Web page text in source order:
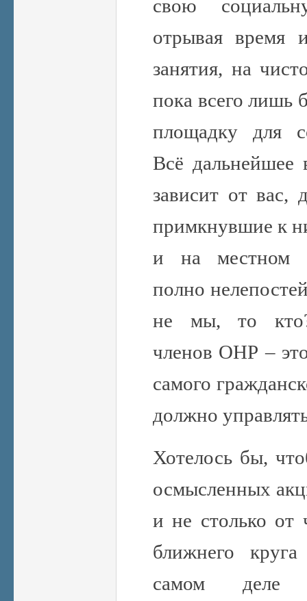
свою
отрывая время
занятия, на
пока всего лишь
площадку для
Всё дальнейшее
зависит от
примкнувшие к
и на местном
полно
не мы, то
членов ОНР –
самого
должно
Хотелось бы,
осмысленных
и не столько
ближнего
самом деле